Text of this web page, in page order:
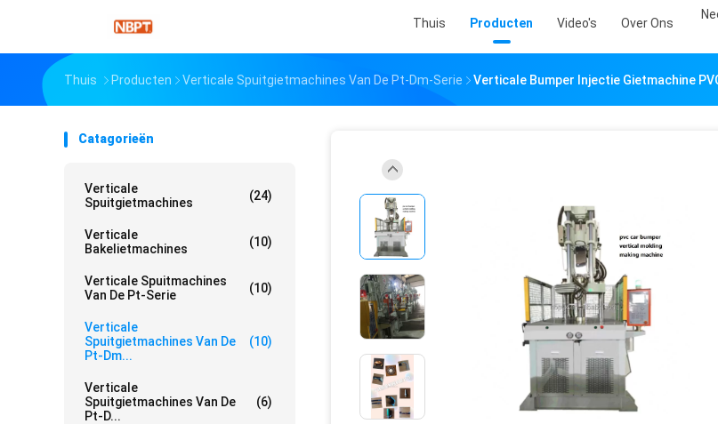
Thuis Producten Video's Over Ons
Thuis Producten Verticale Spuitgietmachines Van De Pt-Dm-Serie Verticale Bumper Injectie Gietmachine
Catagorieën
Verticale
Spuitgietmachines
(24)
Verticale
Bakelietmachines
(10)
Verticale Spuitmachines
Van De Pt-Serie
(10)
Verticale
Spuitgietmachines Van De
Pt-Dm...
(10)
Verticale
Spuitgietmachines Van De
Pt-D...
(6)